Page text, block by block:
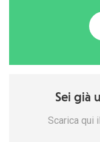
Sei già
Scarica qui